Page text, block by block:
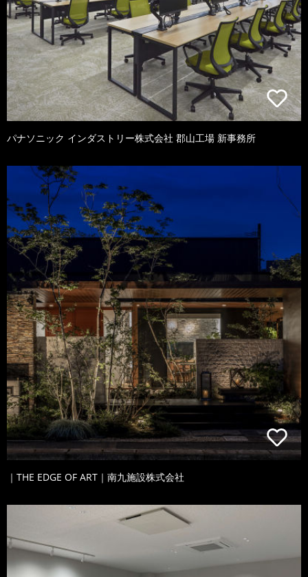
パナソニック インダストリー株式会社 郡山工場 新事務所
｜THE EDGE OF ART｜南九施設株式会社